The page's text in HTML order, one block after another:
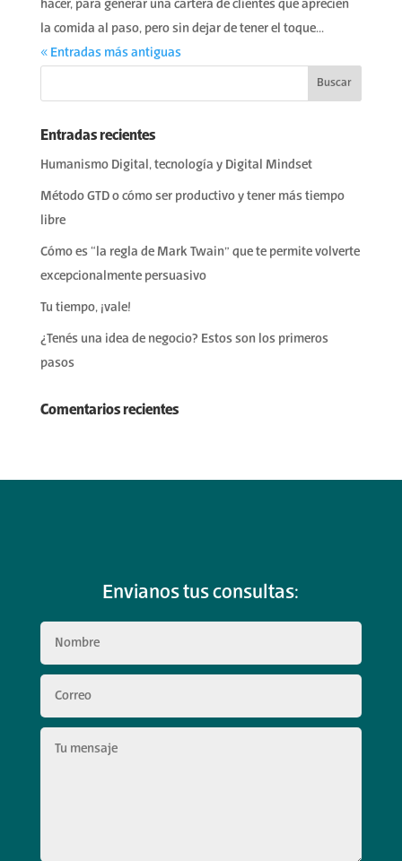
hacer, para generar una cartera de clientes que aprecien
la comida al paso, pero sin dejar de tener el toque...
« Entradas más antiguas
Entradas recientes
Humanismo Digital, tecnología y Digital Mindset
Método GTD o cómo ser productivo y tener más tiempo
libre
Cómo es “la regla de Mark Twain” que te permite volverte
excepcionalmente persuasivo
Tu tiempo, ¡vale!
¿Tenés una idea de negocio? Estos son los primeros
pasos
Comentarios recientes
Envianos tus consultas: